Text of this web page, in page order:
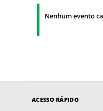
Nenhum evento
ACESSO RÁPIDO